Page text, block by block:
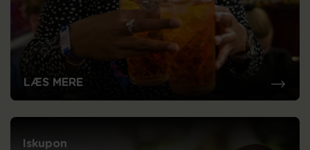
LÆS MERE
Iskupon